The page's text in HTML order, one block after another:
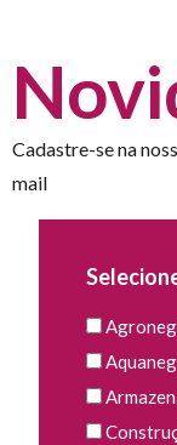
Cadastre-se na
mail